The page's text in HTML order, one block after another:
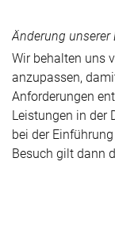
Änderung
Wir behalten uns
anzupassen,
Anforderungen
Leistungen in der
bei der
Besuch gilt dann